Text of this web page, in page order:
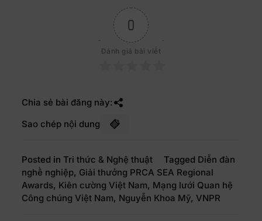
0
Đánh giá bài viết
Chia sẻ bài đăng này:
Sao chép nội dung
Posted in Tri thức & Nghệ thuật Tagged Diễn đàn
nghề nghiệp, Giải thưởng PRCA SEA Regional
Awards, Kiên cường Việt Nam, Mạng lưới Quan hệ
Công chúng Việt Nam, Nguyễn Khoa Mỹ,VNPR